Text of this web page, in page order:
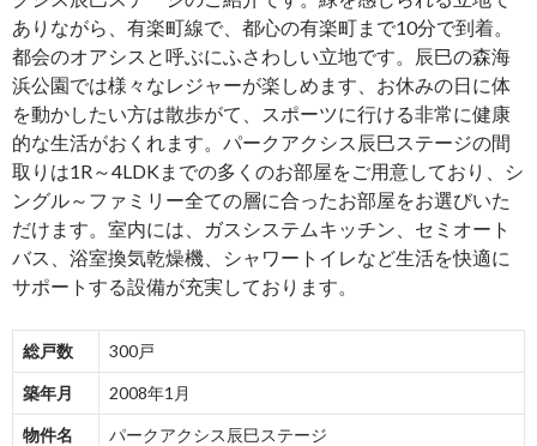
ありながら、有楽町線で、都心の有楽町まで10分で到着。
都会のオアシスと呼ぶにふさわしい立地です。辰巳の森海
浜公園では様々なレジャーが楽しめます、お休みの日に体
を動かしたい方は散歩がて、スポーツに行ける非常に健康
的な生活がおくれます。パークアクシス辰巳ステージの間
取りは1R～4LDKまでの多くのお部屋をご用意しており、シ
ングル～ファミリー全ての層に合ったお部屋をお選びいた
だけます。室内には、ガスシステムキッチン、セミオート
バス、浴室換気乾燥機、シャワートイレなど生活を快適に
サポートする設備が充実しております。
総戸数 300戸
築年月 2008年1月
物件名 パークアクシス辰巳ステージ